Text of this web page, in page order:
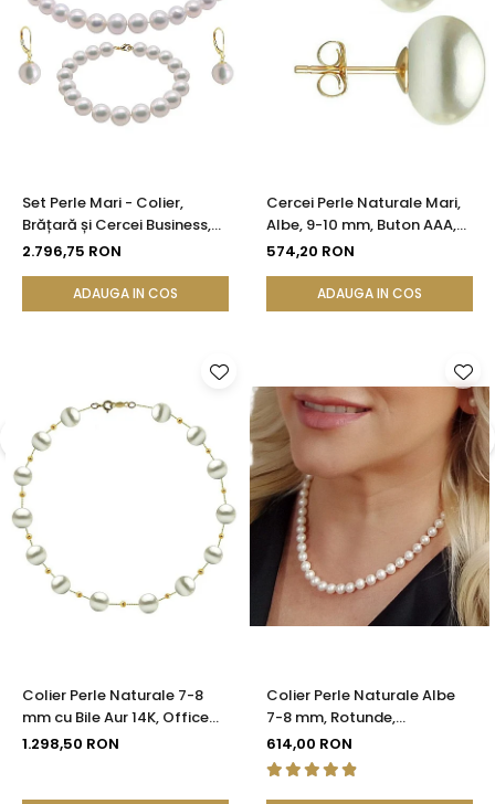
Set Perle Mari - Colier,
Brățară și Cercei Business,
Aur Galben 14K, Perle Albe
KASKADDA®
2.796,75 RON
ADAUGA IN COS
Cercei Perle Naturale Mari,
Albe, 9-10 mm, Buton AAA,
Aur 14K (aur 585), Tip Șurub |
574,20 RON
ADAUGA IN COS
Colier Perle Naturale 7-8
mm cu Bile Aur 14K, Office
Elegant | KASKADDA®
1.298,50 RON
Colier Perle Naturale Albe
7-8 mm, Rotunde,
Închizătoare Argint 925 |
KASKADDA®
614,00 RON